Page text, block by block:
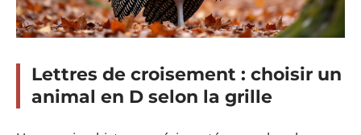
Lettres de croisement : choisir un
animal en D selon la grille